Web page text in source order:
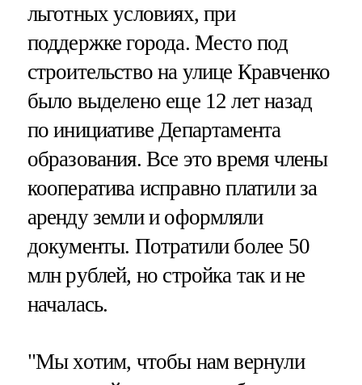
льготных условиях, при
поддержке города. Место под
строительство на улице Кравченко
было выделено еще 12 лет назад
по инициативе Департамента
образования. Все это время члены
кооператива исправно платили за
аренду земли и оформляли
документы. Потратили более 50
млн рублей, но стройка так и не
началась.
"Мы хотим, чтобы нам вернули